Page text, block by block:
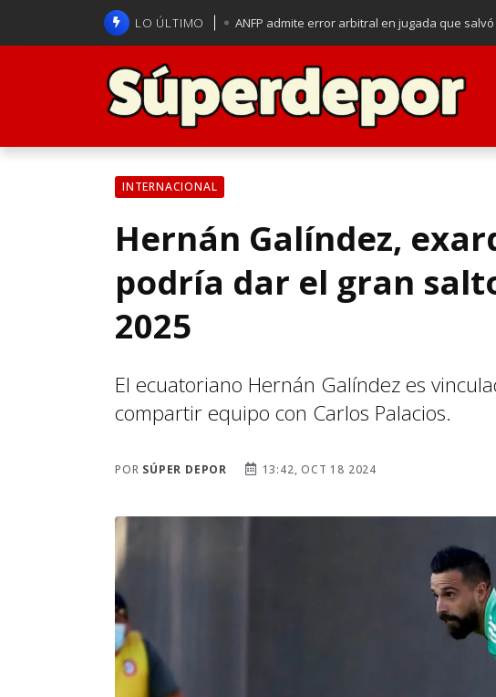
LO ÚLTIMO ANFP admite error arbitral en jugada que
La U se aferra a la esperanza de clasificar a
Brasil anuncia a Carlo Ancelotti como su
INTERNACIONAL
Hernán Galíndez,
podría dar el gran
2025
El ecuatoriano Hernán Galíndez es
compartir equipo con Carlos Palacios.
POR SÚPER DEPOR 13:42, OCT 18 2024